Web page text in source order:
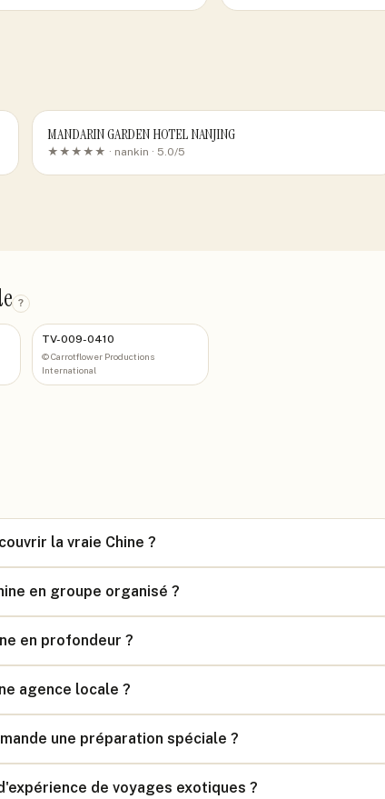
MANDARIN GARDEN HOTEL NANJING
★★★★★ · nankin · 5.0/5
?
TV-009-0410
©Carrotflower Productions
International
la vraie Chine ?
en groupe organisé ?
en profondeur ?
agence locale ?
une préparation spéciale ?
de voyages exotiques ?